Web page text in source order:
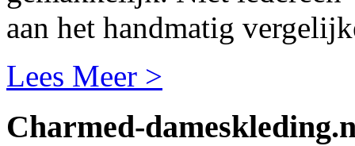
aan het handmatig
Lees Meer >
Charmed-